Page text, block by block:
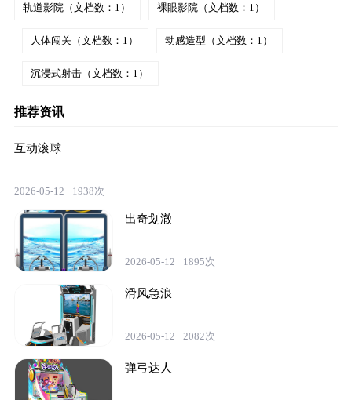
轨道影院（文档数：1） 裸眼影院（文档数：1）
人体闯关（文档数：1） 动感造型（文档数：1）
沉浸式射击（文档数：1）
推荐资讯
互动滚球
2026-05-12 1938次
出奇划澈
2026-05-12 1895次
滑风急浪
2026-05-12 2082次
弹弓达人